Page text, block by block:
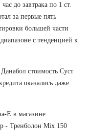
до завтрака по 1 ст.
за первые пять
большей части
с тенденцией к
стоимость Суст
оказались даже
E в магазине
- Тренболон Mix 150